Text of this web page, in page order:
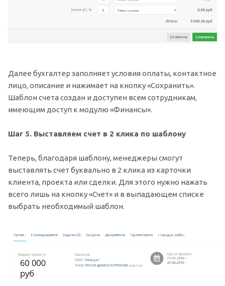
Далее бухгалтер заполняет условия оплаты, контактное
лицо, описание и нажимает на кнопку «Сохранить».
Шаблон счета создан и доступен всем сотрудникам,
имеющим доступ к модулю «Финансы».
Шаг 5. Выставляем счет в 2 клика по шаблону
Теперь, благодаря шаблону, менеджеры смогут
выставлять счет буквально в 2 клика из карточки
клиента, проекта или сделки. Для этого нужно нажать
всего лишь на кнопку «Счет» и в выпадающем списке
выбрать необходимый шаблон.